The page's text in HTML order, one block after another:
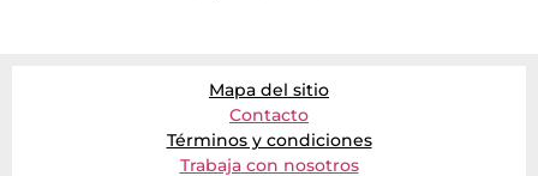
Mapa del sitio
Contacto
Términos y condiciones
Trabaja con nosotros